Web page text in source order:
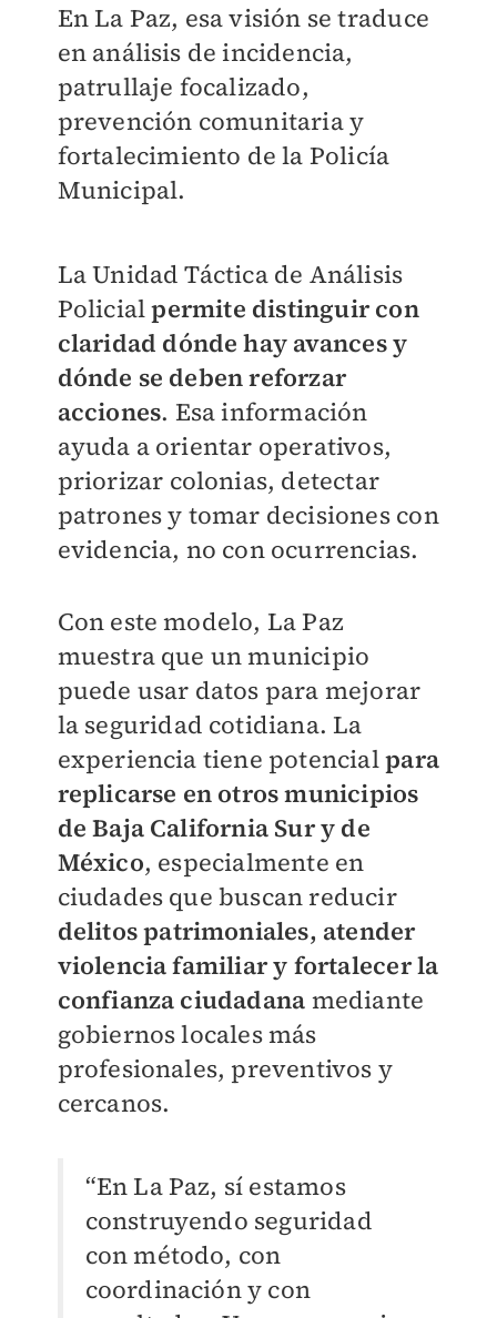
En La Paz, esa visión se traduce
en análisis de incidencia,
patrullaje focalizado,
prevención comunitaria y
fortalecimiento de la Policía
Municipal.
La Unidad Táctica de Análisis
Policialpermite distinguir con
claridad dónde hay avances y
dónde se deben reforzar
acciones. Esa información
ayuda a orientar operativos,
priorizar colonias, detectar
patrones y tomar decisiones con
evidencia, no con ocurrencias.
Con este modelo, La Paz
muestra que un municipio
puede usar datos para mejorar
la seguridad cotidiana. La
experiencia tiene potencialpara
replicarse en otros municipios
de Baja California Sur y de
México, especialmente en
ciudades que buscan reducir
delitos patrimoniales, atender
violencia familiar y fortalecer la
confianza ciudadana mediante
gobiernos locales más
profesionales, preventivos y
cercanos.
“En La Paz, sí estamos
construyendo seguridad
con método, con
coordinación y con